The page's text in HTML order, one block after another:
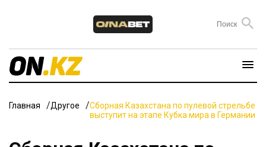
Главная Другое
Сборная Казахстана по пулевой стрельбе
выступит на этапе Кубка мира в Германии